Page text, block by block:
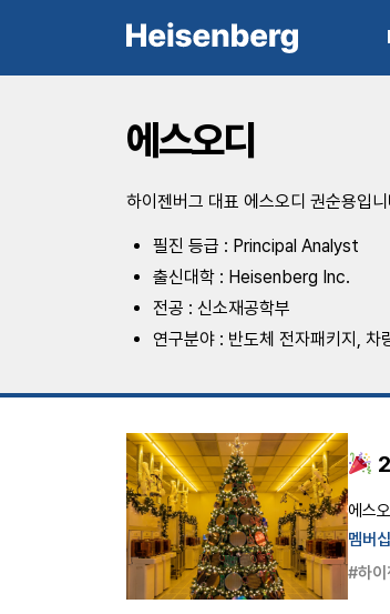
에스오디
하이젠버그 대표 에스오디 권순용입
필진 등급 : Principal Analyst
출신대학 : Heisenberg Inc.
전공 : 신소재공학부
연구분야 : 반도체 전자패키지, 차
에스
멤버
#하이